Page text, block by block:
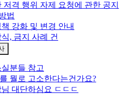
격 행위 자제 요청에 관한 공지
법
강화 및 변경 안내
, 금지 사례 건
분들 참고
뭘로 고소한다는건가요?
대단하심요 ㄷㄷㄷ